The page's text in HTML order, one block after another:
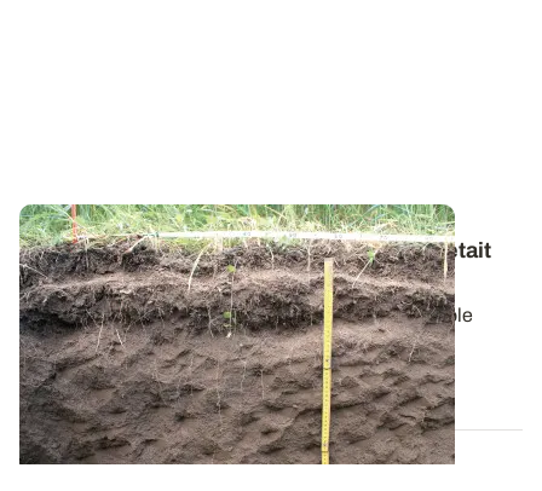
Changement climatique : et si la solution était
dans les racines des plantes
Face aux aléas climatiques, les racines jouent un rôle
crucial dans la résilience des...
18 SEPT. 2025